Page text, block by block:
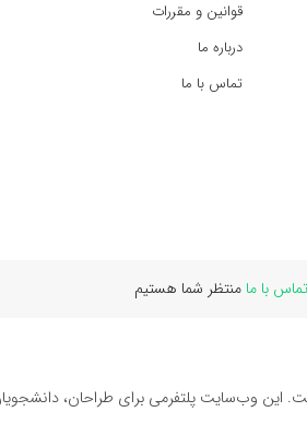
قوانین و مقررات
درباره ما
تماس با ما
تماس با ما منتظر شما هستیم
این وب‌سایت‌ پلتفرمی برای طراحان،